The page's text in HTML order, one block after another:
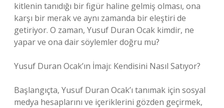
kitlenin tanıdığı bir figür haline gelmiş olması, ona
karşı bir merak ve aynı zamanda bir eleştiri de
getiriyor. O zaman, Yusuf Duran Ocak kimdir, ne
yapar ve ona dair söylemler doğru mu?
Yusuf Duran Ocak’ın İmajı: Kendisini Nasıl Satıyor?
Başlangıçta, Yusuf Duran Ocak’ı tanımak için sosyal
medya hesaplarını ve içeriklerini gözden geçirmek,